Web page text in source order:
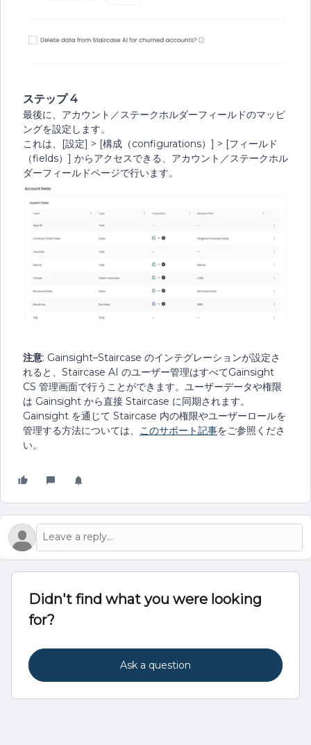
ステップ 4
最後に、アカウント／ステークホルダーフィールドのマッピ
ングを設定します。
これは、[設定] > [構成（configurations）] > [フィールド
（fields）] からアクセスできる、アカウント／ステークホル
ダーフィールドページで行います。
注意: Gainsight–Staircase のインテグレーションが設定さ
れると、Staircase AI のユーザー管理はすべてGainsight
CS 管理画面で行うことができます。ユーザーデータや権限
は Gainsight から直接 Staircase に同期されます。
Gainsight を通じて Staircase 内の権限やユーザーロールを
管理する方法については、
このサポート記事をご参照くださ
い。
Didn't find what you were looking
for?
Ask a question